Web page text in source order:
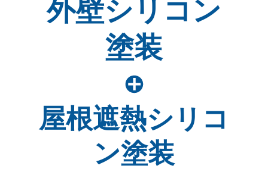
外壁シリコン
塗装
屋根遮熱シリコ
ン塗装